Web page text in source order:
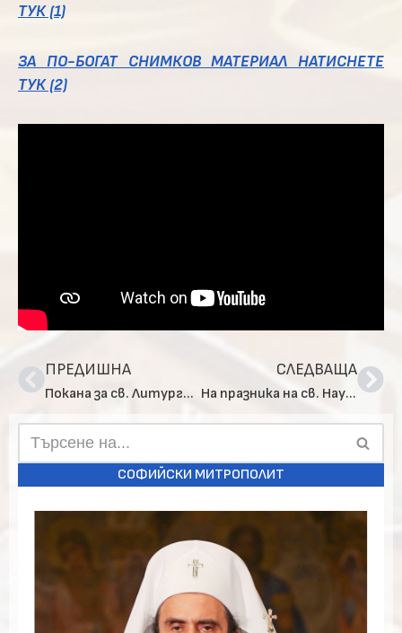
ТУК (1)
ЗА ПО-БОГАТ СНИМКОВ МАТЕРИАЛ НАТИСНЕТЕ
ТУК (2)
ПРЕДИШНА
Покана за св. Литургия по случай храмовият празник на храм „Св. Йоан Кръстител“ в кв. Обеля
СЛЕДВАЩА
На празника на св. Наум Охридски Българският патриарх Неофит се помоли за обществен мир
СОФИЙСКИ МИТРОПОЛИТ